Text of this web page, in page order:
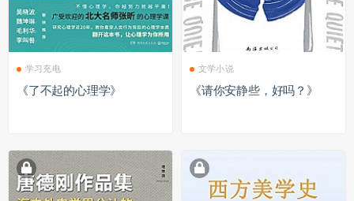
学习充电
《了不起的心理学》
文学小说
《请你安静些，好吗？》